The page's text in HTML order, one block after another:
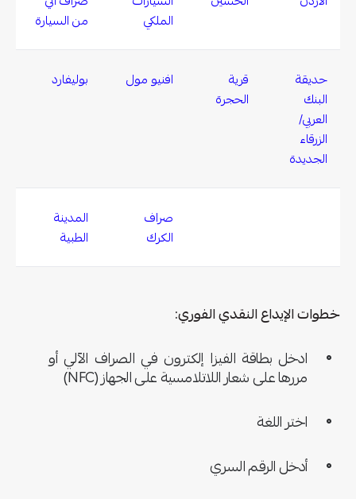
الملكي
من السيارة
حديقة
البنك
العربي/
الزرقاء
الجديدة
قرية
الحجرة
افنيو مول بوليفارد
صراف
الكرك
المدينة
الطبية
خطوات الإيداع النقدي الفوري:
ادخل بطاقة الفيزا إلكترون في الصراف الآلي أو
مررها على شعار اللاتلامسية على الجهاز (NFC)
اختر اللغة
أدخل الرقم السري